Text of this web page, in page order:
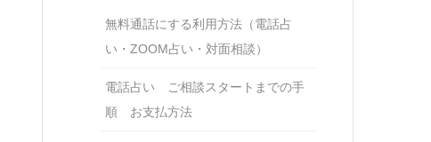
無料通話にする利用方法（電話占
い・ZOOM占い・対面相談）
電話占い ご相談スタートまでの手
順 お支払方法